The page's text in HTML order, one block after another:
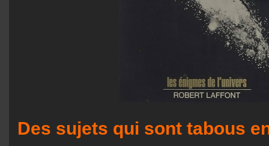
Des sujets qui sont tabous